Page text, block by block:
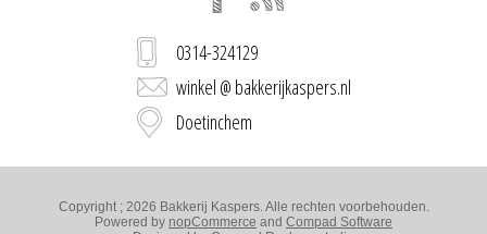
0314-324129
winkel @ bakkerijkaspers.nl
Doetinchem
Copyright ; 2026 Bakkerij Kaspers. Alle rechten voorbehouden.
Powered by nopCommerce and Compad Software